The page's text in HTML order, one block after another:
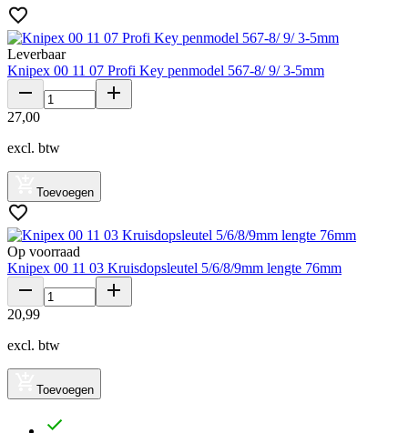
Leverbaar
Knipex 00 11 07 Profi Key penmodel 567-8/ 9/ 3-5mm
27,00
excl. btw
Toevoegen
Op voorraad
Knipex 00 11 03 Kruisdopsleutel 5/6/8/9mm lengte 76mm
20,99
excl. btw
Toevoegen